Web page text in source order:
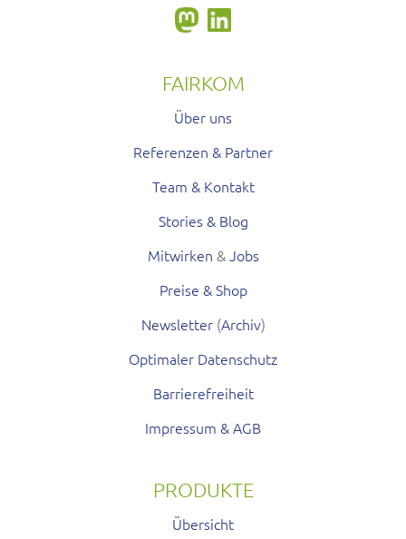
FAIRKOM
Über uns
Referenzen & Partner
Team & Kontakt
Stories & Blog
Mitwirken &Jobs
Preise & Shop
Newsletter(Archiv)
Optimaler Datenschutz
Barrierefreiheit
Impressum & AGB
PRODUKTE
Übersicht